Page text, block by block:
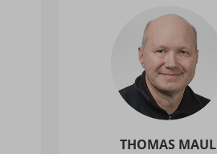
THOMAS MAUL